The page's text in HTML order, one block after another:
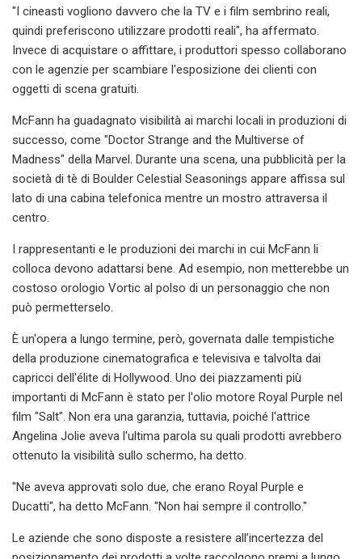
"I cineasti vogliono davvero che la TV e i film sembrino reali,
quindi preferiscono utilizzare prodotti reali", ha affermato.
Invece di acquistare o affittare, i produttori spesso collaborano
con le agenzie per scambiare l'esposizione dei clienti con
oggetti di scena gratuiti.
McFann ha guadagnato visibilità ai marchi locali in produzioni di
successo, come "Doctor Strange and the Multiverse of
Madness" della Marvel. Durante una scena, una pubblicità per la
società di tè di Boulder Celestial Seasonings appare affissa sul
lato di una cabina telefonica mentre un mostro attraversa il
centro.
I rappresentanti e le produzioni dei marchi in cui McFann li
colloca devono adattarsi bene. Ad esempio, non metterebbe un
costoso orologio Vortic al polso di un personaggio che non
può permetterselo.
È un'opera a lungo termine, però, governata dalle tempistiche
della produzione cinematografica e televisiva e talvolta dai
capricci dell'élite di Hollywood. Uno dei piazzamenti più
importanti di McFann è stato per l'olio motore Royal Purple nel
film "Salt". Non era una garanzia, tuttavia, poiché l'attrice
Angelina Jolie aveva l'ultima parola su quali prodotti avrebbero
ottenuto la visibilità sullo schermo, ha detto.
"Ne aveva approvati solo due, che erano Royal Purple e
Ducatti", ha detto McFann. "Non hai sempre il controllo."
Le aziende che sono disposte a resistere all’incertezza del